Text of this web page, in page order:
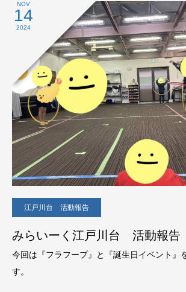
NOV
14
2024
江戸川台 活動報告
みらいーく江戸川台 活動報告
今回は『フラフープ』と『誕生日イベント』
す。